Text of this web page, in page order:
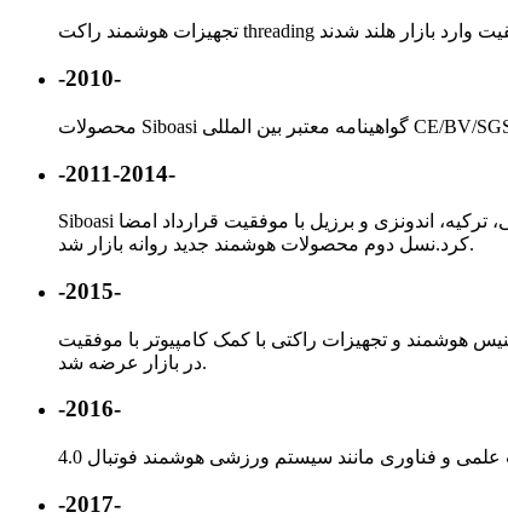
-2010-
-2011-2014-
Siboasi وارد بازار بین المللی شد و با نمایندگانی از ایالات متحده، آلمان، فرانسه، هند، اسپانیا، دانمارک، جمهوری چک، سنگاپور، استرالیا، تایلند، کره جنوبی، ترکیه، اندونزی و برزیل با موفقیت قرارداد امضا
کرد.نسل دوم محصولات هوشمند جدید روانه بازار شد.
-2015-
هوشمند و تجهیزات راکتی با کمک کامپیوتر با موفقیت
در بازار عرضه شد.
-2016-
-2017-